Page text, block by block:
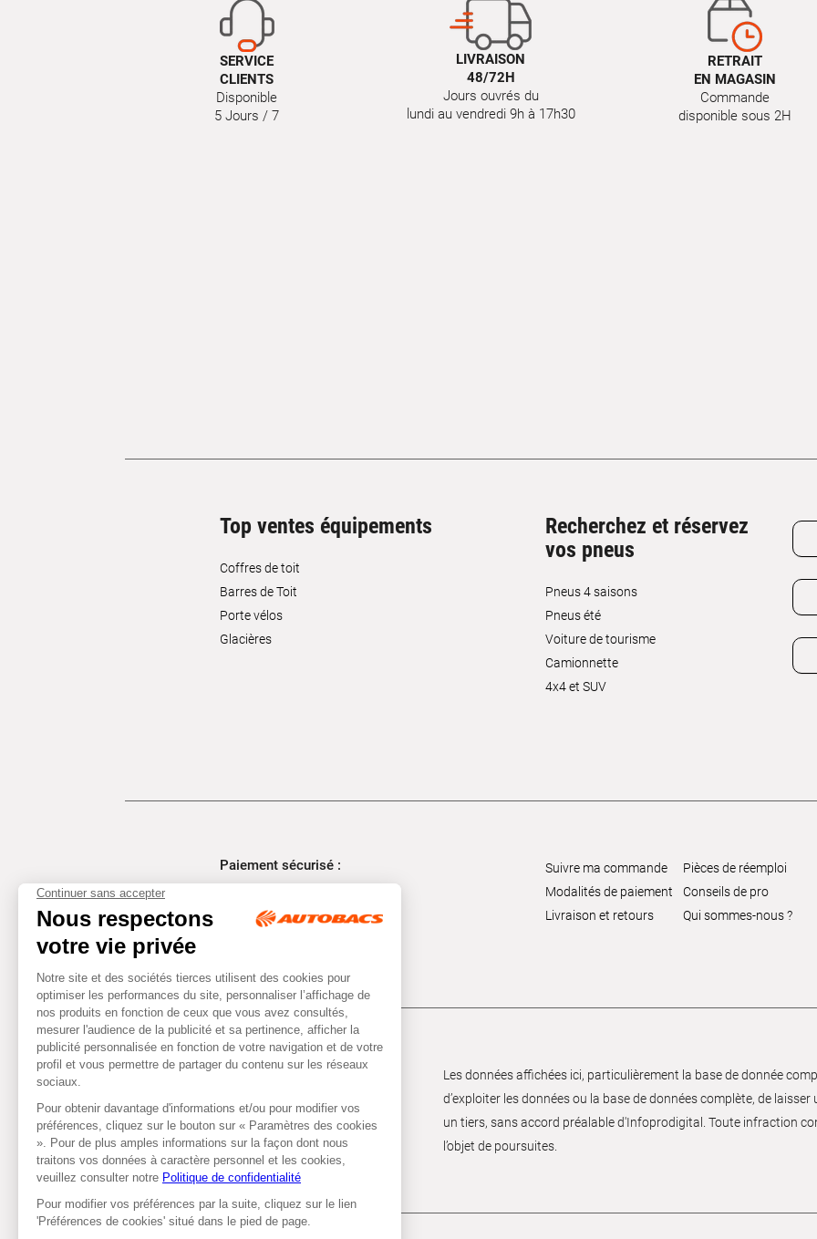
SERVICE
CLIENTS
Disponible
5 Jours / 7
LIVRAISON
48/72H
Jours ouvrés du
lundi au vendredi 9h à 17h30
RETRAIT
EN MAGASIN
Commande
disponible sous 2H
Top ventes équipements
Coffres de toit
Barres de Toit
Porte vélos
Glacières
Recherchez et réservez
vos pneus
Pneus 4 saisons
Pneus été
Voiture de tourisme
Camionnette
4x4 et SUV
Paiement sécurisé :
Suivre ma commande
Modalités de paiement
Livraison et retours
Pièces de réemploi
Conseils de pro
Qui sommes-nous ?
Les données affichées ici, particulièrement la base de donnée
d’exploiter les données ou la base de données complète, de
un tiers, sans accord préalable d'Infoprodigital. Toute infraction
l’objet de poursuites.